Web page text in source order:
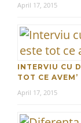
April 17, 2015
INTERVIU CU
TOT CE AVEM’
April 17, 2015